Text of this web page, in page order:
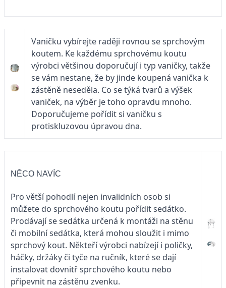
Vaničku vybírejte raději rovnou se sprchovým
koutem. Ke každému sprchovému koutu
výrobci většinou doporučují i typ vaničky, takže
se vám nestane, že by jinde koupená vanička k
zástěně neseděla. Co se týká tvarů a výšek
vaniček, na výběr je toho opravdu mnoho.
Doporučujeme pořídit si vaničku s
protiskluzovou úpravou dna.
NĚCO NAVÍC
Pro větší pohodlí nejen invalidních osob si
můžete do sprchového koutu pořídit sedátko.
Prodávají se sedátka určená k montáži na stěnu
či mobilní sedátka, která mohou sloužit i mimo
sprchový kout. Někteří výrobci nabízejí i poličky,
háčky, držáky či tyče na ručník, které se dají
instalovat dovnitř sprchového koutu nebo
připevnit na zástěnu zvenku.